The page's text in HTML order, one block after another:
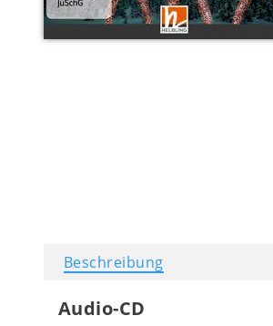
Beschreibung
Audio-CD